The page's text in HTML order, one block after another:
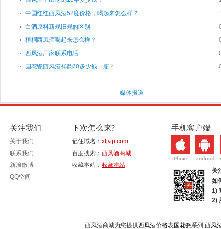
中国红红西凤酒52度价格，喝起来怎么样？
白酒原料新规旧规的区别
梧桐西凤酒喝起来怎么样？
西凤酒厂家联系电话
国花瓷西凤酒祥韵20多少钱一瓶？
媒体报道
关注我们
关于我们
联系我们
新浪微博
QQ空间
下次怎么来?
记住域名： xfjvip.com
百度搜索： 西凤酒商城
收藏本站： 收藏本站
手机客户端
关
如
1)
2)
西凤酒商城为您提供西凤酒价格表国花瓷系列, 西凤